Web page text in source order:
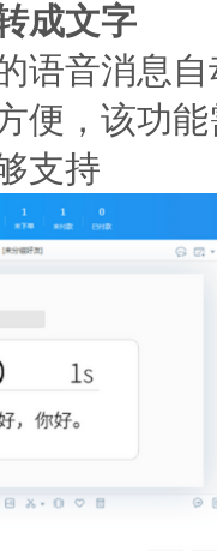
成文字
音消息自
便，该功
支持